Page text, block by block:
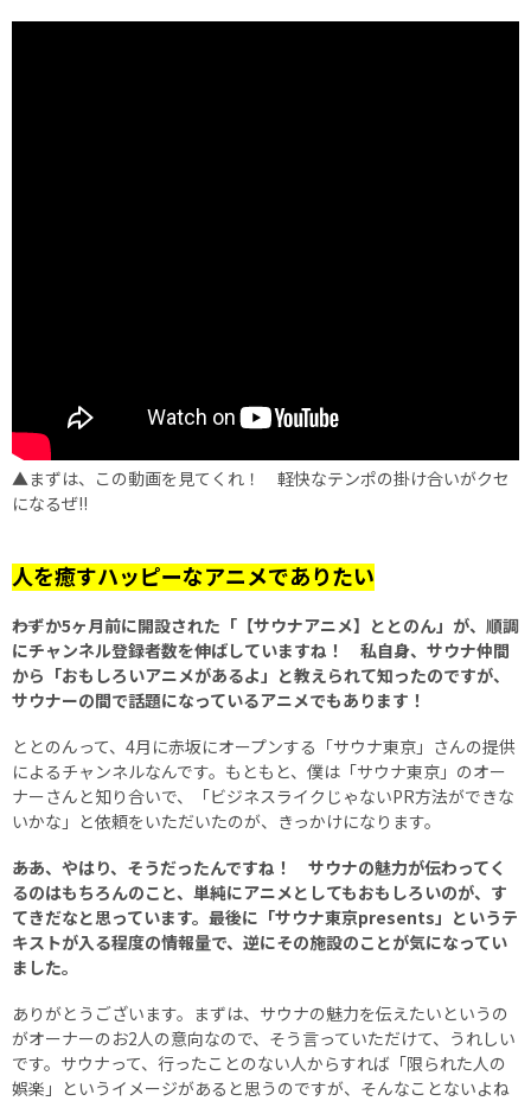
▲まずは、この動画を見てくれ！ 軽快なテンポの掛け合いがクセ
になるぜ!!
人を癒すハッピーなアニメでありたい
――わずか5ヶ月前に開設された「【サウナアニメ】ととのん」が、順調
にチャンネル登録者数を伸ばしていますね！ 私自身、サウナ仲間
から「おもしろいアニメがあるよ」と教えられて知ったのですが、
サウナーの間で話題になっているアニメでもあります！
ととのんって、4月に赤坂にオープンする「サウナ東京」さんの提供
によるチャンネルなんです。もともと、僕は「サウナ東京」のオー
ナーさんと知り合いで、「ビジネスライクじゃないPR方法ができな
いかな」と依頼をいただいたのが、きっかけになります。
――ああ、やはり、そうだったんですね！ サウナの魅力が伝わってく
るのはもちろんのこと、単純にアニメとしてもおもしろいのが、す
てきだなと思っています。最後に「サウナ東京presents」というテ
キストが入る程度の情報量で、逆にその施設のことが気になってい
ました。
ありがとうございます。まずは、サウナの魅力を伝えたいというの
がオーナーのお2人の意向なので、そう言っていただけて、うれしい
です。サウナって、行ったことのない人からすれば「限られた人の
娯楽」というイメージがあると思うのですが、そんなことないよね